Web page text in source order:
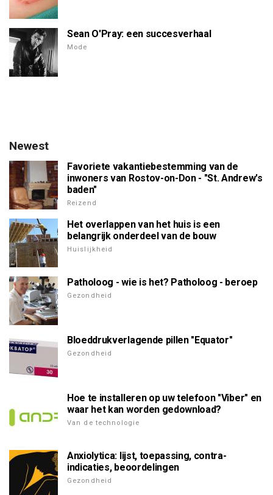
Sean O'Pray: een succesverhaal
Mode
Newest
Favoriete vakantiebestemming van de
inwoners van Rostov-on-Don - "St. Andrew's
baden"
Reizend
Het overlappen van het huis is een
belangrijk onderdeel van de bouw
Huislijkheid
Patholoog - wie is het? Patholoog - beroep
Gezondheid
Bloeddrukverlagende pillen "Equator"
Gezondheid
Hoe te installeren op uw telefoon "Viber" en
waar het kan worden gedownload?
Van de technologie
Anxiolytica: lijst, toepassing, contra-
indicaties, beoordelingen
Gezondheid